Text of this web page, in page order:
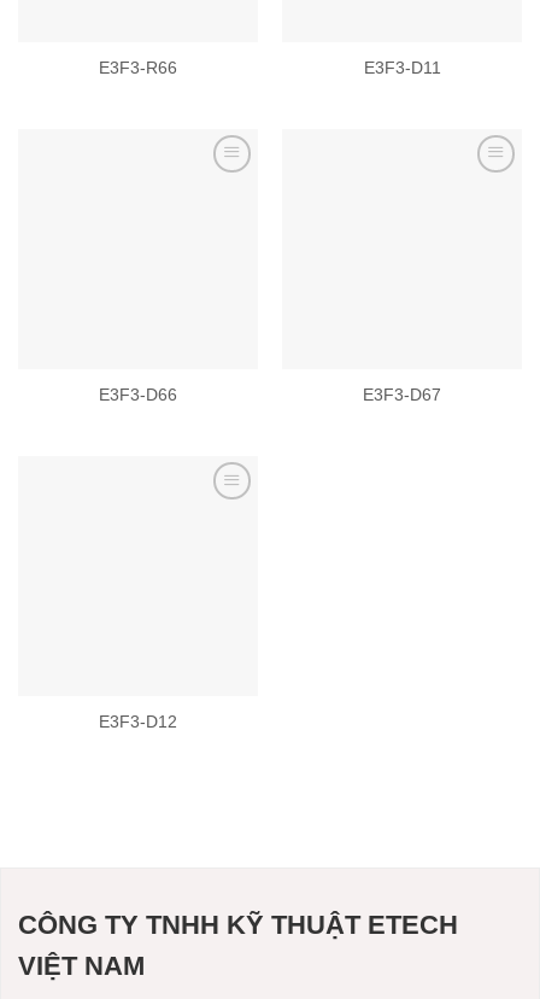
E3F3-R66 E3F3-D11
E3F3-D66 E3F3-D67
E3F3-D12
CÔNG TY TNHH KỸ THUẬT ETECH
VIỆT NAM